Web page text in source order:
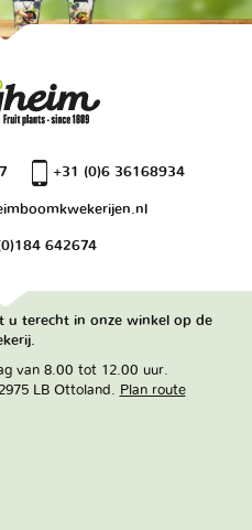
+31 (0)6 36168934
642674
u terecht in onze winkel op de
van 8.00 tot 12.00 uur.
LB Ottoland. Plan route